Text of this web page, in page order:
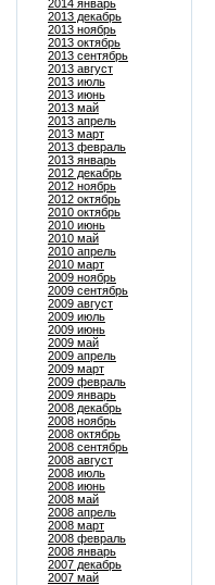
2014 январь
2013 декабрь
2013 ноябрь
2013 октябрь
2013 сентябрь
2013 август
2013 июль
2013 июнь
2013 май
2013 апрель
2013 март
2013 февраль
2013 январь
2012 декабрь
2012 ноябрь
2012 октябрь
2010 октябрь
2010 июнь
2010 май
2010 апрель
2010 март
2009 ноябрь
2009 сентябрь
2009 август
2009 июль
2009 июнь
2009 май
2009 апрель
2009 март
2009 февраль
2009 январь
2008 декабрь
2008 ноябрь
2008 октябрь
2008 сентябрь
2008 август
2008 июль
2008 июнь
2008 май
2008 апрель
2008 март
2008 февраль
2008 январь
2007 декабрь
2007 май